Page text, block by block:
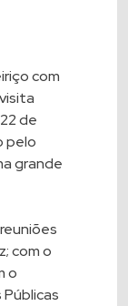
com
de
pelo
grande
com o
o